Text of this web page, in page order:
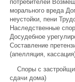
потребителей
морального вреда
неустойки, пени
Наследственные
Досудебное
Составление
(апелляция,
Споры с
сдачи дома)